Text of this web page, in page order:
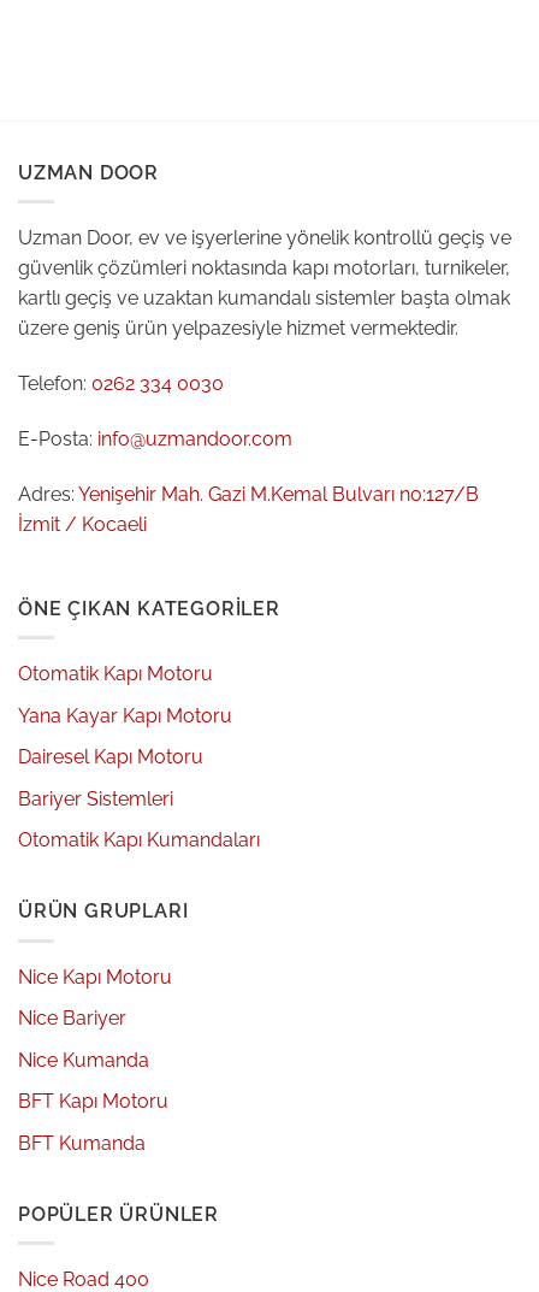
UZMAN DOOR
Uzman Door, ev ve işyerlerine yönelik kontrollü geçiş ve
güvenlik çözümleri noktasında kapı motorları, turnikeler,
kartlı geçiş ve uzaktan kumandalı sistemler başta olmak
üzere geniş ürün yelpazesiyle hizmet vermektedir.
Telefon: 0262 334 0030
E-Posta: info@uzmandoor.com
Adres: Yenişehir Mah. Gazi M.Kemal Bulvarı no:127/B
İzmit / Kocaeli
ÖNE ÇIKAN KATEGORILER
Otomatik Kapı Motoru
Yana Kayar Kapı Motoru
Dairesel Kapı Motoru
Bariyer Sistemleri
Otomatik Kapı Kumandaları
ÜRÜN GRUPLARI
Nice Kapı Motoru
Nice Bariyer
Nice Kumanda
BFT Kapı Motoru
BFT Kumanda
POPÜLER ÜRÜNLER
Nice Road 400